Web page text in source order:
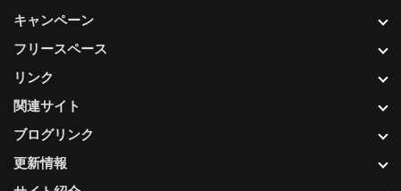
更新情報
キャンペーン
フリースペース
リンク
関連サイト
ブログリンク